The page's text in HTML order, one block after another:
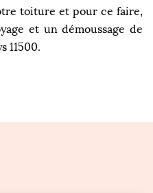
toiture et pour ce faire,
et un démoussage de
11500.